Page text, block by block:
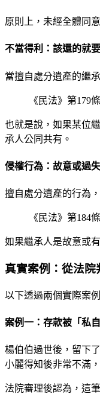
原則上，未經全體同
不當得利：該還的就
當擅自處分遺產的繼
《民法》第179
也就是說，如果某位
承人公同共有。
侵權行為：故意或過
擅自處分遺產的行為
《民法》第184
如果繼承人是故意或
真實案例：從法
以下透過兩個實際案
案例一：存款被「私
楊伯伯過世後，留下
小麗得知後非常不滿
法院審理後認為，這